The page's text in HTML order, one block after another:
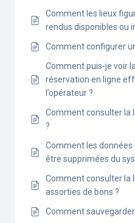
Comment les lieux
rendus disponibles ou
Comment configurer
Comment puis-je voir
réservation en ligne
l’opérateur ?
Comment consulter la
?
Comment les données
être supprimées du
Comment consulter la
assorties de bons ?
Comment